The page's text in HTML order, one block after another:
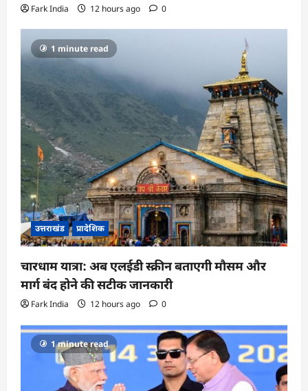
Fark India 12 hours ago 0
1 minute read
उत्तराखंड प्रादेशिक
चारधाम यात्रा: अब एलईडी स्क्रीन बताएगी मौसम और
मार्ग बंद होने की सटीक जानकारी
Fark India 12 hours ago 0
1 minute read